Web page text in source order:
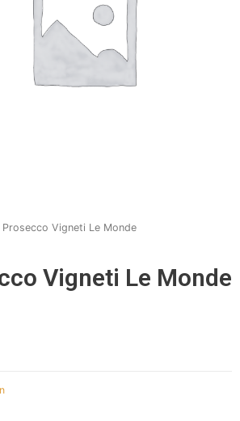
Prosecco Vigneti Le Monde
Vigneti Le Monde